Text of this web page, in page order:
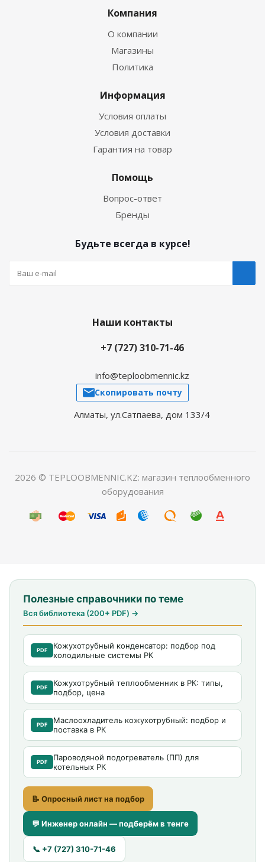
Компания
О компании
Магазины
Политика
Информация
Условия оплаты
Условия доставки
Гарантия на товар
Помощь
Вопрос-ответ
Бренды
Будьте всегда в курсе!
Наши контакты
+7 (727) 310-71-46
info@teploobmennic.kz
Скопировать почту
Алматы, ул.Сатпаева, дом 133/4
2026 © TEPLOOBMENNIC.KZ: магазин теплообменного
оборудования
Полезные справочники по теме
Вся библиотека (200+ PDF) →
PDF
Кожухотрубный конденсатор: подбор под
холодильные системы РК
PDF
Кожухотрубный теплообменник в РК: типы,
подбор, цена
PDF
Маслоохладитель кожухотрубный: подбор и
поставка в РК
PDF
Пароводяной подогреватель (ПП) для
котельных РК
📝 Опросный лист на подбор
💬 Инженер онлайн — подберём в тенге
📞 +7 (727) 310-71-46